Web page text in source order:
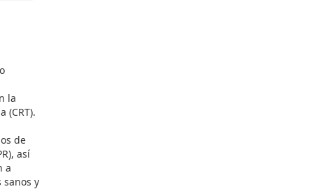
la
(CRT).
de
así
a
y